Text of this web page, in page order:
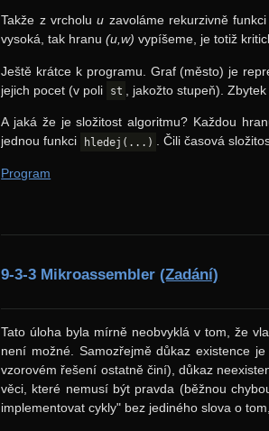
Takže z vrcholuu zavoláme rekurzivně
vysoká, tak hranu(u,w) vypíšeme, je totiž
Ještě krátce k programu. Graf (město) je
jejich pocet (v poli
st , jakožto stupeň).
A jaká že je složitost algoritmu? Každou
jednou funkci
hledej(...) . Čili časová
Program
9-3-3 Mikroassembler(Zadání)
Tato úloha byla mírně neobvyklá v tom, že
není možné. Samozřejmě důkaz existence
vzorovém řešení ostatně činí), důkaz
věci, které nemusí být pravda (běžnou
implementovat cykly" bez jediného slova o